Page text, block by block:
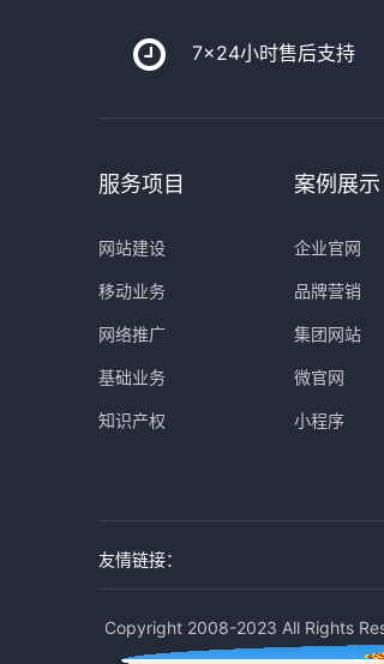
7x24小时售后支持
服务项目
网站建设
移动业务
网络推广
基础业务
知识产权
案例展示
企业官网
品牌营销
集团网站
微官网
小程序
友情链接：
Copyright 2008-2023 All Rights